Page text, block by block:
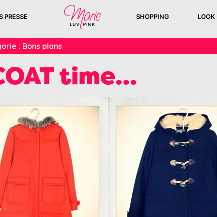
PRESSE SHOPPING LOOK
: Bons plans
time…